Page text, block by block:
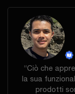
“Ciò che
la sua
prodotti